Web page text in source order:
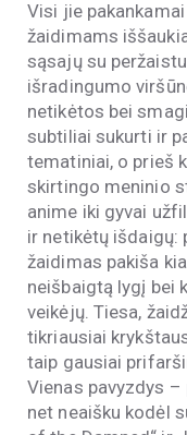
Visi jie
žaidimams
sąsajų su
išradingumo
netikėtos bei
subtiliai sukurti ir
tematiniai, o prieš
skirtingo meninio
anime iki gyvai
ir netikėtų išdaigų:
žaidimas pakiša
neišbaigtą lygį bei
veikėjų. Tiesa,
tikriausiai
taip gausiai
Vienas pavyzdys
net neaišku kodėl